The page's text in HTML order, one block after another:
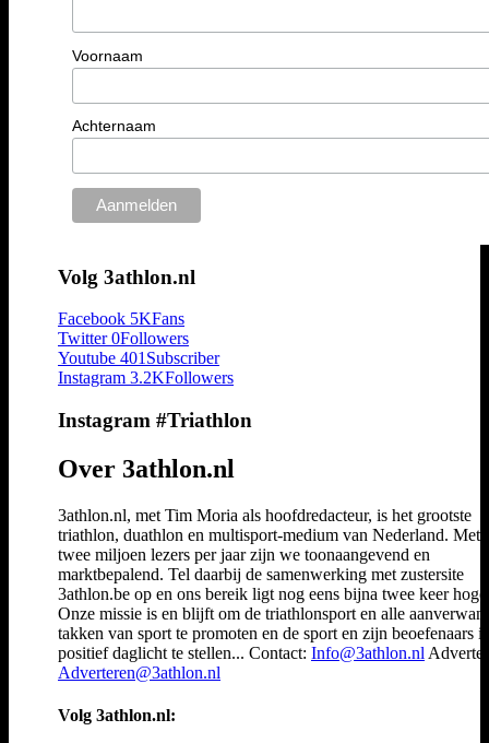
Voornaam
Achternaam
Volg 3athlon.nl
Facebook 5KFans
Twitter 0Followers
Youtube 401 Subscriber
Instagram 3.2KFollowers
Instagram #Triathlon
Over 3athlon.nl
3athlon.nl, met Tim Moria als hoofdredacteur, is het grootste
triathlon, duathlon en multisport-medium van Nederland. Met
twee miljoen lezers per jaar zijn we toonaangevend en
marktbepalend. Tel daarbij de samenwerking met zustersite
3athlon.be op en ons bereik ligt nog eens bijna twee keer
Onze missie is en blijft om de triathlonsport en alle
takken van sport te promoten en de sport en zijn beoefenaars
positief daglicht te stellen... Contact: Info@3athlon.nl
Adverteren@3athlon.nl
Volg 3athlon.nl: